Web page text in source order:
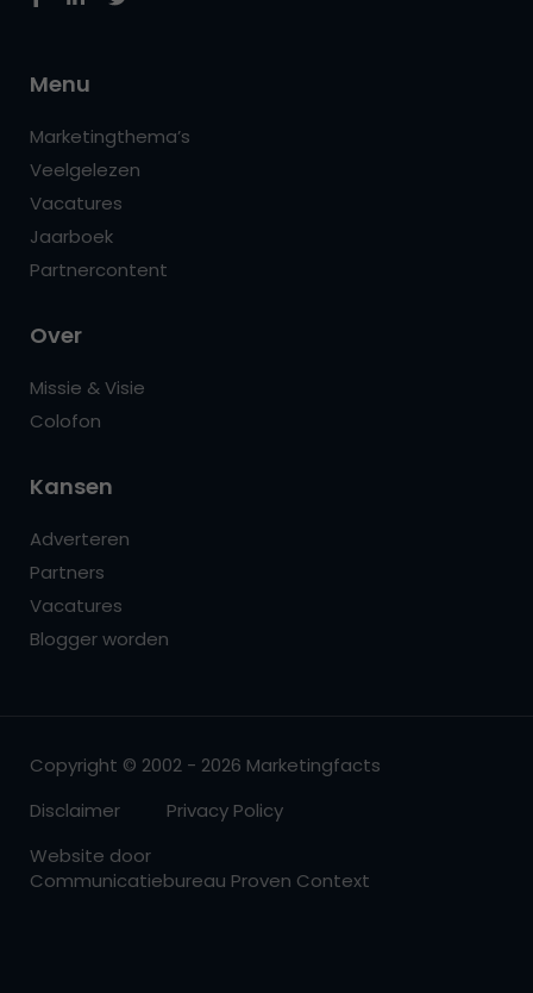
Menu
Marketingthema’s
Veelgelezen
Vacatures
Jaarboek
Partnercontent
Over
Missie & Visie
Colofon
Kansen
Adverteren
Partners
Vacatures
Blogger worden
Copyright © 2002 - 2026 Marketingfacts
Disclaimer
Privacy Policy
Website door
Communicatiebureau Proven Context